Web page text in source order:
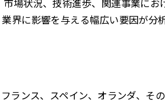
場状況、技術進歩、関連事業にお
界に影響を与える幅広い要因が分
ランス、スペイン、オランダ、そ